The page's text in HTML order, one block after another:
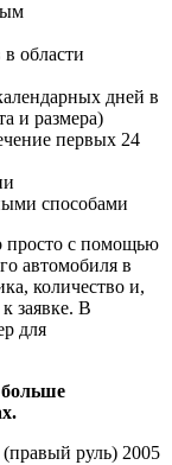
области
дней в
и размера)
первых 24
способами
просто с помощью
автомобиля в
количество и,
заявке. В
для
больше
руль) 2005